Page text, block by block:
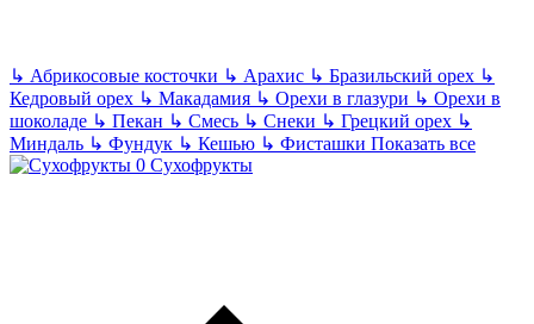
↳ Абрикосовые косточки ↳ Арахис ↳ Бразильский орех ↳
Кедровый орех ↳ Макадамия ↳ Орехи в глазури ↳ Орехи в
шоколаде ↳ Пекан ↳ Смесь ↳ Снеки ↳ Грецкий орех ↳
Миндаль ↳ Фундук ↳ Кешью ↳ Фисташки Показать все
Сухофрукты